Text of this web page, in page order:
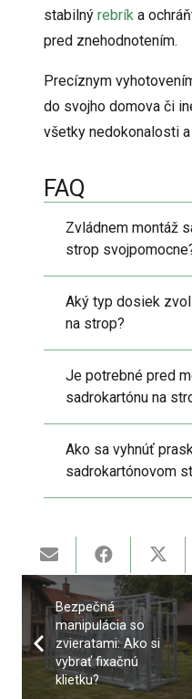
stabilný rebrík a
pred znehodnotením.
Precíznym
do svojho domova či
všetky nedokonalosti
FAQ
Zvládnem montáž
strop
Aký typ dosiek
na strop?
Je potrebné pred
sadrokartónu na
Ako sa vyhnúť
sadrokartónovom
Bezpečná
manipulácia so
zvieratami: Ako si
vybrať fixačnú
klietku?